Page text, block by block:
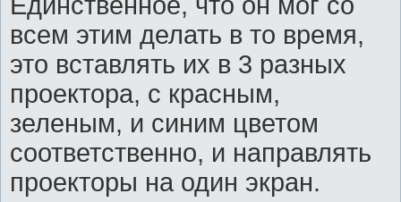
всем этим делать в то время,
это вставлять их в 3 разных
проектора, с красным,
зеленым, и синим цветом
соответственно, и направлять
проекторы на один экран.